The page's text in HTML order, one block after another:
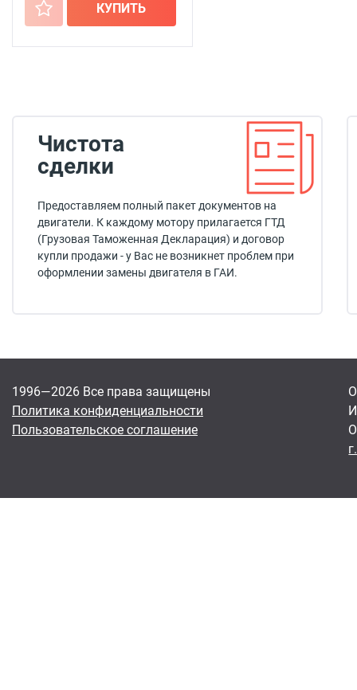
+ КУПИТЬ
Чистота
сделки
Предоставляем полный пакет документов на
двигатели. К каждому мотору прилагается ГТД
(Грузовая Таможенная Декларация) и договор
купли продажи - у Вас не возникнет проблем при
оформлении замены двигателя в ГАИ.
1996—2026 Все права защищены
Политика конфиденциальности
Пользовательское соглашение